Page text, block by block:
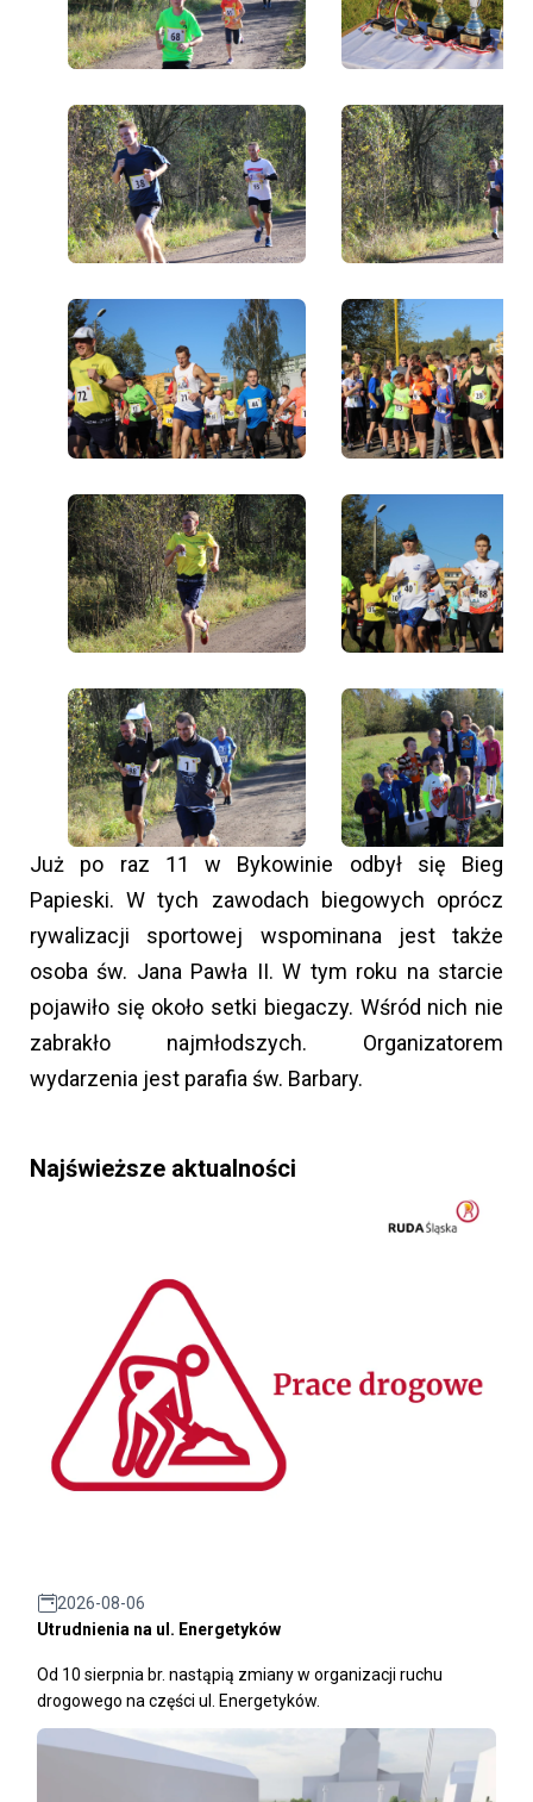
Już po raz 1️1 w Bykowinie odbył się Bieg
Papieski. W tych zawodach biegowych oprócz
rywalizacji sportowej wspominana jest także
osoba św. Jana Pawła II. W tym roku na starcie
pojawiło się około setki biegaczy. Wśród nich nie
zabrakło najmłodszych. Organizatorem
wydarzenia jest parafia św. Barbary.
Najświeższe aktualności
2026-08-06
Utrudnienia na ul. Energetyków
Od 10 sierpnia br. nastąpią zmiany w organizacji ruchu
drogowego na części ul. Energetyków.